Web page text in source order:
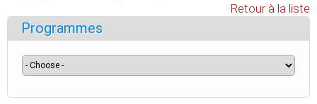
Retour à la liste
Programmes